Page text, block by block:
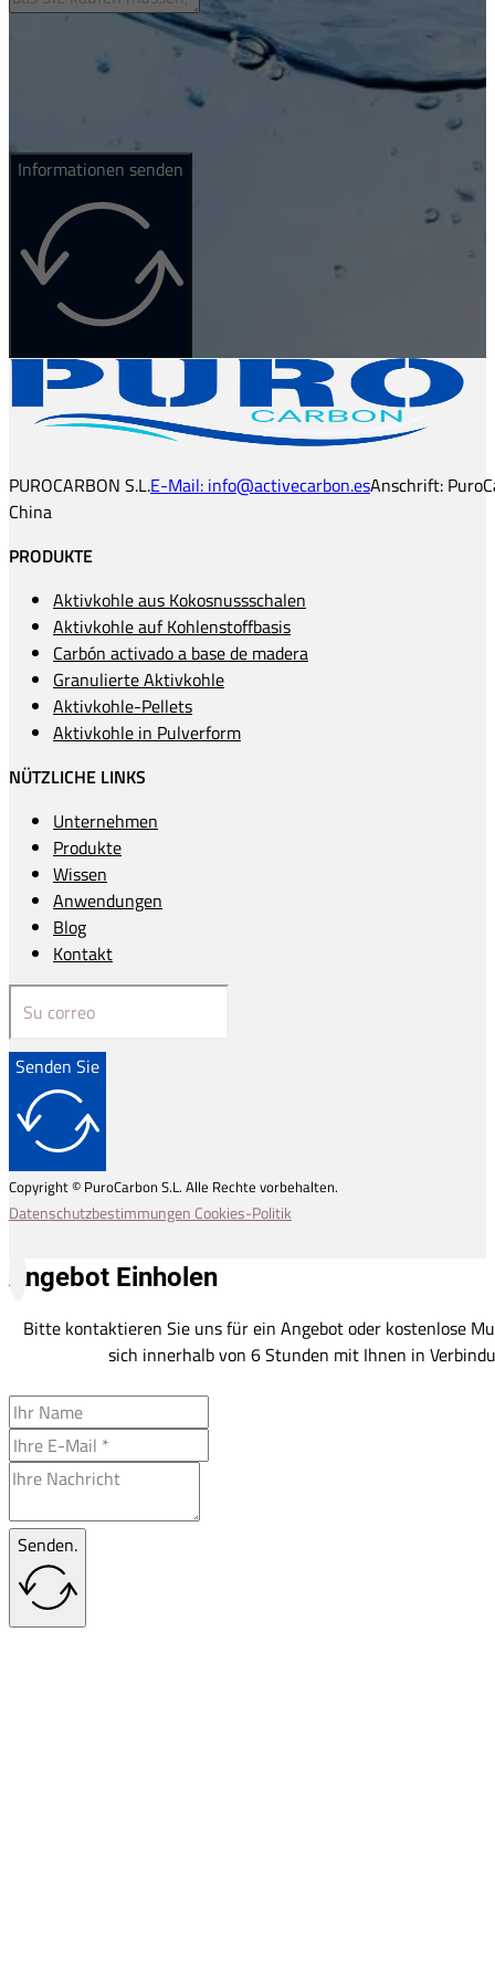
Informationen senden
PUROCARBON S.L.E-Mail: info@activecarbon.esAnschrift:
China
PRODUKTE
Aktivkohle aus Kokosnussschalen
Aktivkohle auf Kohlenstoffbasis
Carbón activado a base de madera
Granulierte Aktivkohle
Aktivkohle-Pellets
Aktivkohle in Pulverform
NÜTZLICHE LINKS
Unternehmen
Produkte
Wissen
Anwendungen
Blog
Kontakt
Senden Sie
Copyright © PuroCarbon S.L. Alle Rechte vorbehalten.
Datenschutzbestimmungen Cookies-Politik
Angebot Einholen
Bitte kontaktieren Sie uns für ein Angebot oder kostenlose
sich innerhalb von 6 Stunden mit Ihnen in
Senden.